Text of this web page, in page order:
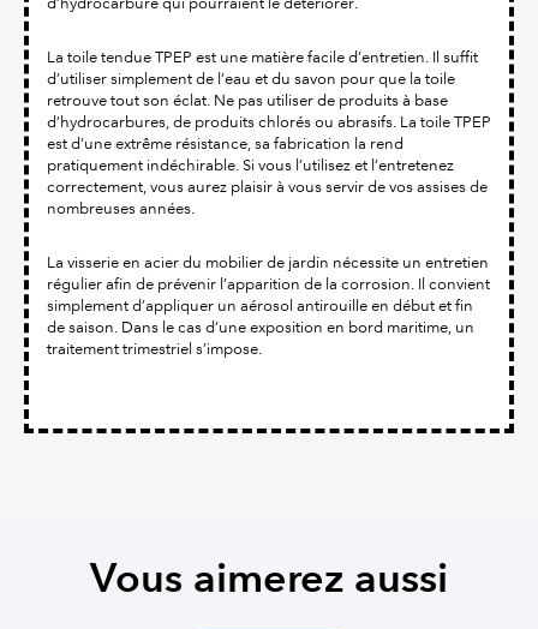
La toile tendue TPEP est une matière facile d’entretien. Il suffit
d’utiliser simplement de l’eau et du savon pour que la toile
retrouve tout son éclat. Ne pas utiliser de produits à base
d’hydrocarbures, de produits chlorés ou abrasifs. La toile TPEP
est d’une extrême résistance, sa fabrication la rend
pratiquement indéchirable. Si vous l’utilisez et l’entretenez
correctement, vous aurez plaisir à vous servir de vos assises de
nombreuses années.
La visserie en acier du mobilier de jardin nécessite un entretien
régulier afin de prévenir l’apparition de la corrosion. Il convient
simplement d’appliquer un aérosol antirouille en début et fin
de saison. Dans le cas d’une exposition en bord maritime, un
traitement trimestriel s’impose.
Vous aimerez aussi